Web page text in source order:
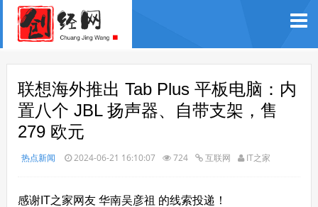
联想海外推出 Tab Plus 平板电脑：内
置八个 JBL 扬声器、自带支架，售
279 欧元
热点新闻 2024-06-21 16:10:07 724 互联网 IT之家
感谢IT之家网友 华南吴彦祖 的线索投递！